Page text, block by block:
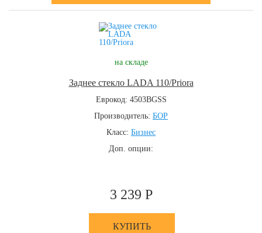
на складе
Заднее стекло LADA 110/Priora
Еврокод: 4503BGSS
Производитель: БОР
Класс: Бизнес
Доп. опции:
3 239 Р
КУПИТЬ